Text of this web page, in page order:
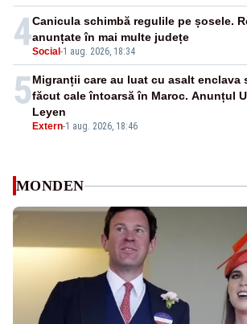
4Social -1 aug. 2026, 18:34
Canicula schimbă regulile pe șosele.
anunțate în mai multe județe
5
Extern-1 aug. 2026, 18:46
Migranții care au luat cu asalt enclava
făcut cale întoarsă în Maroc. Anunțul
Leyen
MONDEN